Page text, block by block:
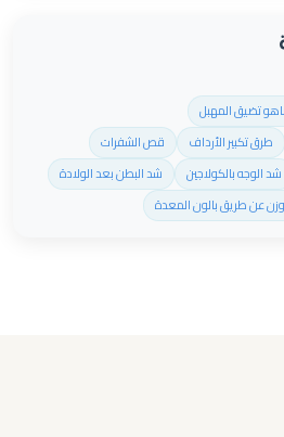
تضيق المهبل
طرق تكبير الأرداف
قص الشفرات
شد الوجه بالكولاجين
شد البطن بعد الولادة
عن طريق بالون المعدة